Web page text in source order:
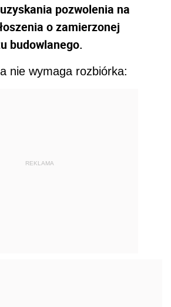
pozwolenia na
o zamierzonej
budowlanego.
nie wymaga rozbiórka:
REKLAMA